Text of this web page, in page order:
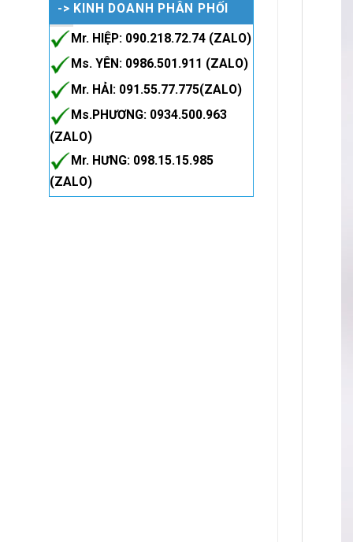
-> KINH DOANH PHÂN PHỐI
Mr. HIỆP: 090.218.72.74 (ZALO)
Ms. YÊN: 0986.501.911 (ZALO)
Mr. HẢI: 091.55.77.775(ZALO)
Ms.PHƯƠNG: 0934.500.963
(ZALO)
Mr. HƯNG: 098.15.15.985
(ZALO)